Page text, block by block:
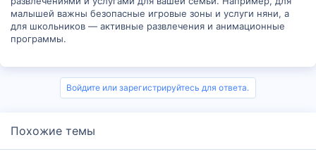
малышей важны безопасные игровые зоны и услуги няни, а
для школьников — активные развлечения и анимационные
программы.
Войдите или зарегистрируйтесь для ответа.
Похожие темы